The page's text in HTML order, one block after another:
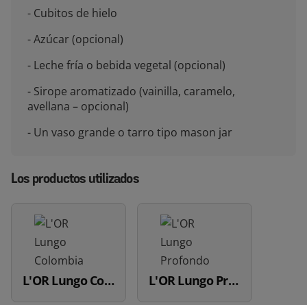
- Cubitos de hielo
- Azúcar (opcional)
- Leche fría o bebida vegetal (opcional)
- Sirope aromatizado (vainilla, caramelo,
avellana – opcional)
- Un vaso grande o tarro tipo mason jar
Los productos utilizados
L'OR Lungo Colombia L'OR Lungo Profondo